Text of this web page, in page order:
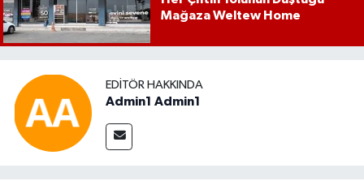
Mağaza Weltew Home
EDITÖR HAKKINDA
Admin1 Admin1